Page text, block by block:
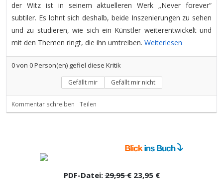
der Witz ist in seinem aktuelleren Werk „Never forever“
subtiler. Es lohnt sich deshalb, beide Inszenierungen zu sehen
und zu studieren, wie sich ein Künstler weiterentwickelt und
mit den Themen ringt, die ihn umtreiben. Weiterlesen
0von 0Person(en) gefiel diese Kritik
Gefällt mir Gefällt mir nicht
Kommentar schreiben Teilen
PDF-Datei:29,95 €23,95 €